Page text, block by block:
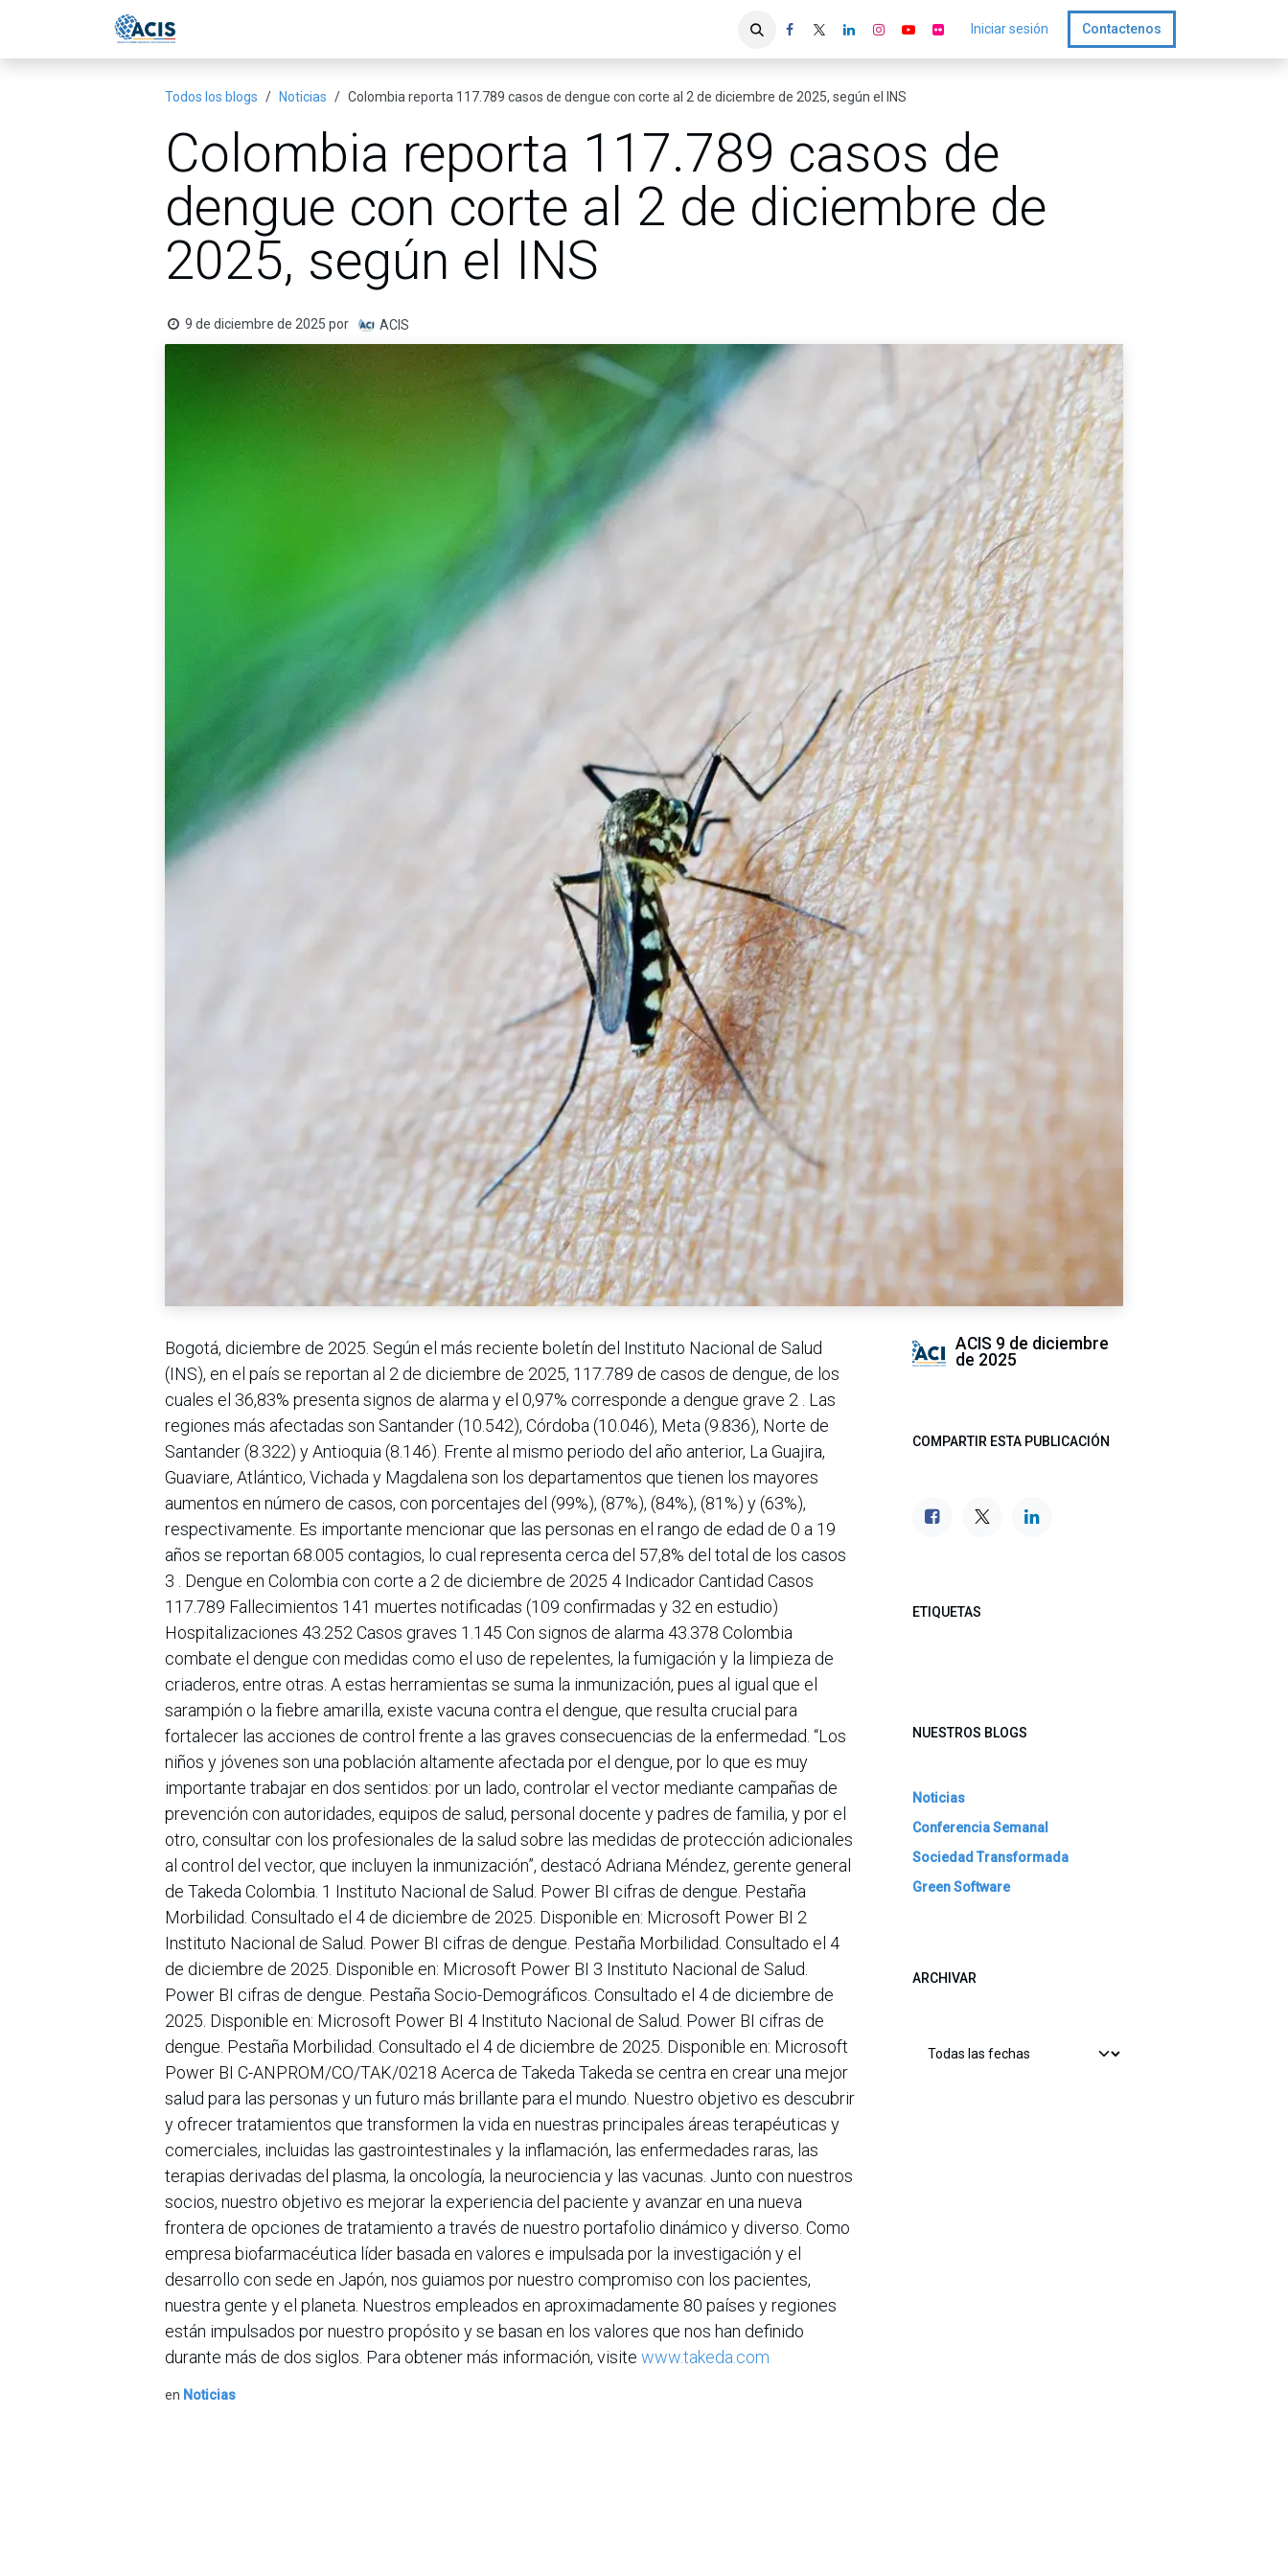
Iniciar sesión Contactenos
Todos los blogs Noticias Colombia reporta 117.789 casos de dengue con corte al 2 de diciembre de 2025, según el INS
Colombia reporta 117.789 casos de
dengue con corte al 2 de diciembre de
2025, según el INS
9 de diciembre de 2025 por ACIS
Bogotá, diciembre de 2025. Según el más reciente boletín del Instituto Nacional de Salud
(INS), en el país se reportan al 2 de diciembre de 2025, 117.789 de casos de dengue, de los
cuales el 36,83% presenta signos de alarma y el 0,97% corresponde a dengue grave 2 . Las
regiones más afectadas son Santander (10.542), Córdoba (10.046), Meta (9.836), Norte de
Santander (8.322) y Antioquia (8.146). Frente al mismo periodo del año anterior, La Guajira,
Guaviare, Atlántico, Vichada y Magdalena son los departamentos que tienen los mayores
aumentos en número de casos, con porcentajes del (99%), (87%), (84%), (81%) y (63%),
respectivamente. Es importante mencionar que las personas en el rango de edad de 0 a 19
años se reportan 68.005 contagios, lo cual representa cerca del 57,8% del total de los casos
3 . Dengue en Colombia con corte a 2 de diciembre de 2025 4 Indicador Cantidad Casos
117.789 Fallecimientos 141 muertes notificadas (109 confirmadas y 32 en estudio)
Hospitalizaciones 43.252 Casos graves 1.145 Con signos de alarma 43.378 Colombia
combate el dengue con medidas como el uso de repelentes, la fumigación y la limpieza de
criaderos, entre otras. A estas herramientas se suma la inmunización, pues al igual que el
sarampión o la fiebre amarilla, existe vacuna contra el dengue, que resulta crucial para
fortalecer las acciones de control frente a las graves consecuencias de la enfermedad. “Los
niños y jóvenes son una población altamente afectada por el dengue, por lo que es muy
importante trabajar en dos sentidos: por un lado, controlar el vector mediante campañas de
prevención con autoridades, equipos de salud, personal docente y padres de familia, y por el
otro, consultar con los profesionales de la salud sobre las medidas de protección adicionales
al control del vector, que incluyen la inmunización”, destacó Adriana Méndez, gerente general
de Takeda Colombia. 1 Instituto Nacional de Salud. Power BI cifras de dengue. Pestaña
Morbilidad. Consultado el 4 de diciembre de 2025. Disponible en: Microsoft Power BI 2
Instituto Nacional de Salud. Power BI cifras de dengue. Pestaña Morbilidad. Consultado el 4
de diciembre de 2025. Disponible en: Microsoft Power BI 3 Instituto Nacional de Salud.
Power BI cifras de dengue. Pestaña Socio-Demográficos. Consultado el 4 de diciembre de
2025. Disponible en: Microsoft Power BI 4 Instituto Nacional de Salud. Power BI cifras de
dengue. Pestaña Morbilidad. Consultado el 4 de diciembre de 2025. Disponible en: Microsoft
Power BI C-ANPROM/CO/TAK/0218 Acerca de Takeda Takeda se centra en crear una mejor
salud para las personas y un futuro más brillante para el mundo. Nuestro objetivo es descubrir
y ofrecer tratamientos que transformen la vida en nuestras principales áreas terapéuticas y
comerciales, incluidas las gastrointestinales y la inflamación, las enfermedades raras, las
terapias derivadas del plasma, la oncología, la neurociencia y las vacunas. Junto con nuestros
socios, nuestro objetivo es mejorar la experiencia del paciente y avanzar en una nueva
frontera de opciones de tratamiento a través de nuestro portafolio dinámico y diverso. Como
empresa biofarmacéutica líder basada en valores e impulsada por la investigación y el
desarrollo con sede en Japón, nos guiamos por nuestro compromiso con los pacientes,
nuestra gente y el planeta. Nuestros empleados en aproximadamente 80 países y regiones
están impulsados por nuestro propósito y se basan en los valores que nos han definido
durante más de dos siglos. Para obtener más información, visite www.takeda.com
en Noticias
ACIS 9 de diciembre
de 2025
COMPARTIR ESTA PUBLICACIÓN
ETIQUETAS
NUESTROS BLOGS
Noticias
Conferencia Semanal
Sociedad Transformada
Green Software
ARCHIVAR